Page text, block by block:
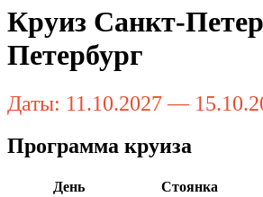
Круиз Санкт-
Петербург
Даты: 11.10.2027 —
Программа круиза
День Стоянка